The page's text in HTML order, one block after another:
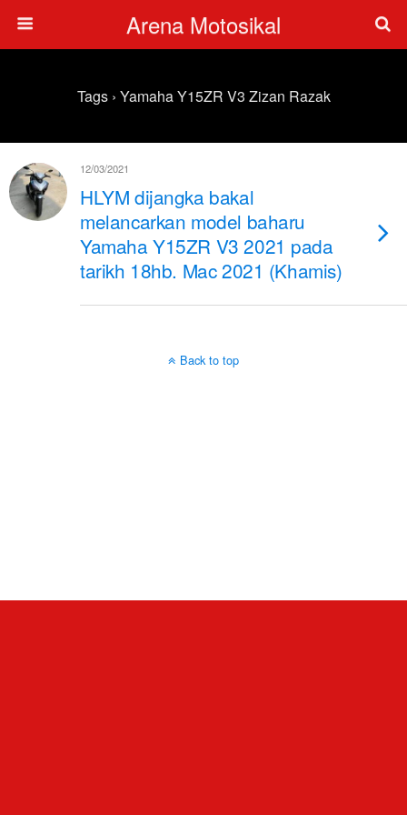
Arena Motosikal
Tags › Yamaha Y15ZR V3 Zizan Razak
12/03/2021
HLYM dijangka bakal
melancarkan model baharu
Yamaha Y15ZR V3 2021 pada
tarikh 18hb. Mac 2021 (Khamis)
Back to top